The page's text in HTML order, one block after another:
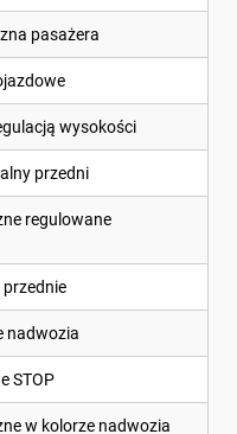
pasażera
wysokości
przedni
regulowane
przednie
nadwozia
STOP
w kolorze nadwozia